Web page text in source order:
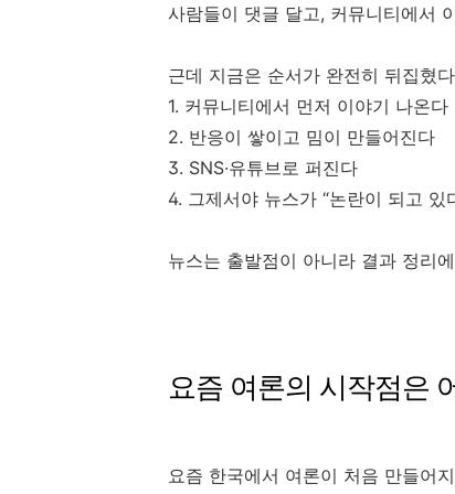
사람들이 댓글 달고, 커뮤니티에서
근데 지금은 순서가 완전히 뒤집혔
1. 커뮤니티에서 먼저 이야기 나온다
2. 반응이 쌓이고 밈이 만들어진다
3. SNS·유튜브로 퍼진다
4. 그제서야 뉴스가 “논란이 되고 있
뉴스는 출발점이 아니라 결과 정리
요즘 여론의 시작점은
요즘 한국에서 여론이 처음 만들어